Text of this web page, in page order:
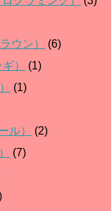
ウン）
(6)
）
(1)
(1)
ル）
(2)
(7)